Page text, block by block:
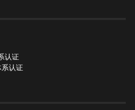
认证
认证